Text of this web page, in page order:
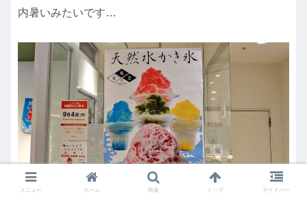
内暑いみたいです…
メニュー ホーム 検索 トップ サイドバー